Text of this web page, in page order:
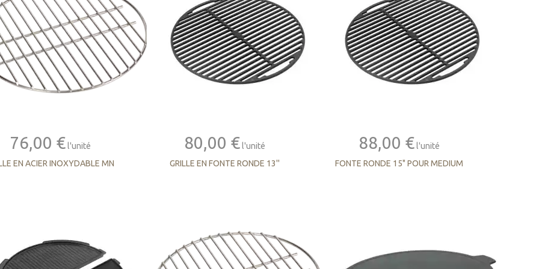
76,00 € l'unité
EN ACIER INOXYDABLE MN
80,00 € l'unité
GRILLE EN FONTE RONDE 13''
88,00 € l'unité
FONTE RONDE 15" POUR MEDIUM